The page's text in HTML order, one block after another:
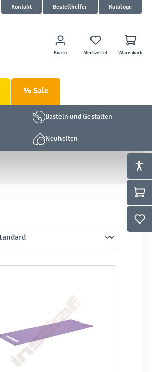
Kontakt Bestellhelfer Kataloge
Konto Merkzettel Warenkorb
% Sale
Basteln und Gestalten
Neuheiten